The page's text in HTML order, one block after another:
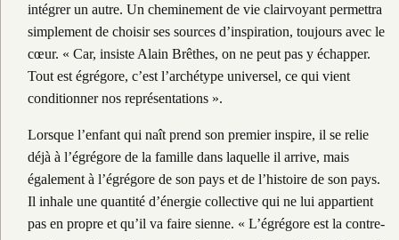
intégrer un autre. Un cheminement de vie clairvoyant permettra
simplement de choisir ses sources d’inspiration, toujours avec le
cœur. « Car, insiste Alain Brêthes, on ne peut pas y échapper.
Tout est égrégore, c’est l’archétype universel, ce qui vient
conditionner nos représentations ».
Lorsque l’enfant qui naît prend son premier inspire, il se relie
déjà à l’égrégore de la famille dans laquelle il arrive, mais
également à l’égrégore de son pays et de l’histoire de son pays.
Il inhale une quantité d’énergie collective qui ne lui appartient
pas en propre et qu’il va faire sienne. « L’égrégore est la contre-